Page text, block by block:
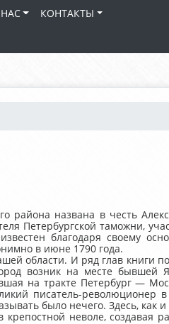
КОНТАКТЫ
района названа в честь
Петербургской таможни,
благодаря своему
в июне 1790 года.
области. И ряд глав книги
возник на месте бывшей
на тракте Петербург —
писатель-революционер в
было нечего. Здесь, как
неволе, создавая